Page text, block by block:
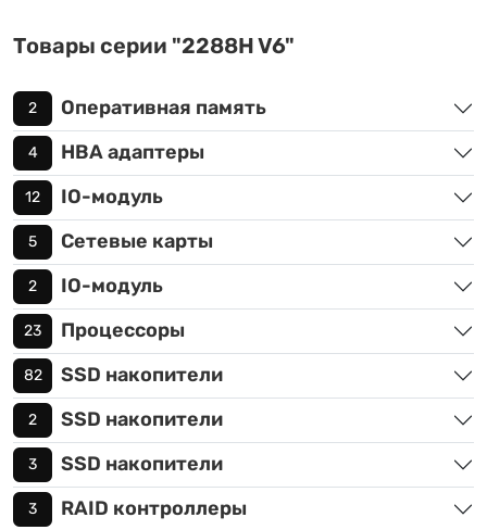
Товары серии "2288H V6"
2 Оперативная память
4 HBA адаптеры
12 IO-модуль
5 Сетевые карты
2 IO-модуль
23 Процессоры
82 SSD накопители
2 SSD накопители
3 SSD накопители
3 RAID контроллеры